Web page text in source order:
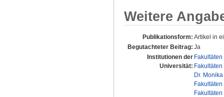
Weitere
Publikationsform: Artikel in
Begutachteter Beitrag: Ja
Institutionen der
Universität:
Fakultäten
Fakultäten
Dr.
Fakultäten
Fakultäten